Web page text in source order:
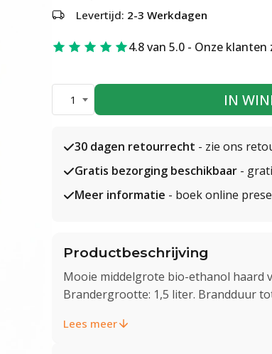
Levertijd: 2-3 Werkdagen
4.8 van 5.0 - Onze
1 IN
30 dagen retourrecht - zie ons
Gratis bezorging beschikbaar -
Meer informatie - boek online
Productbeschrijving
Mooie middelgrote bio-ethanol haard
Brandergrootte: 1,5 liter. Brandduur
Lees meer